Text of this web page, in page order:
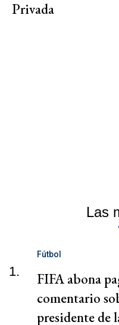
Privada
Las
1.
Fútbol
FIFA abona
comentario
presidente de